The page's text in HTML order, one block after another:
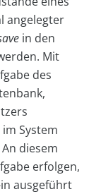
angelegter
in den
Mit
des
System
An diesem
erfolgen,
ausgeführt